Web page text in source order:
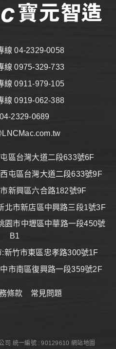
線 04-2329-0058
線 0975-329-733
線 0911-979-105
線 0919-062-388
2329-0689
區台灣大道二段633號6F
屯區台灣大道二段633號9F
新興區六合路182號9F
北市新店區中興路三段1號3F
園市中壢區中華路一段450號
B1
新竹市東區忠孝路300號1F
市南區復興路一段359號2F
條款 常見問題
司 統一編號 : 90129610 網站地圖